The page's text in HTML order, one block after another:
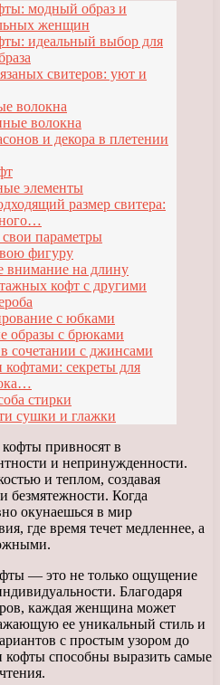
модный образ и
женщин
идеальный выбор для
свитеров: уют и
волокна
волокна
и декора в плетении
элементы
размер свитера:
свои параметры
фигуру
внимание на длину
кофт с другими
с юбками
образы с брюками
сочетании с джинсами
кофтами: секреты для
стирки
сушки и глажки
привносят в
и непринужденности.
и теплом, создавая
безмятежности. Когда
окунаешься в мир
где время течет медленнее, а
— это не только ощущение
Благодаря
каждая женщина может
ее уникальный стиль и
с простым узором до
кофты способны выразить самые